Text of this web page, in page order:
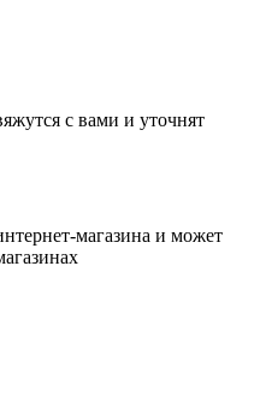
с вами и уточнят
магазина и может